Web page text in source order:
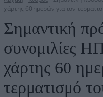
χάρτης 60 ημερών για τον
Σημαντική
συνομιλίες
χάρτης 60
τερματισμό